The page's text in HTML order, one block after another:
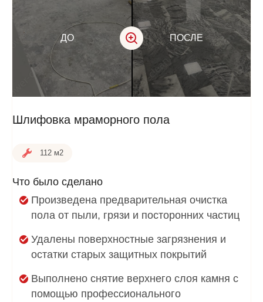
ДО ПОСЛЕ
Шлифовка мраморного пола
112 м2
Что было сделано
Произведена предварительная очистка
пола от пыли, грязи и посторонних частиц
Удалены поверхностные загрязнения и
остатки старых защитных покрытий
Выполнено снятие верхнего слоя камня с
помощью профессионального